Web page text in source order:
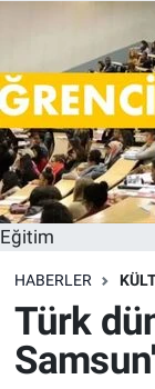
Eğitim
HABERLER
Türk